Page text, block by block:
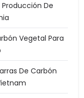
Producción De
Vegetal Para
De Carbón